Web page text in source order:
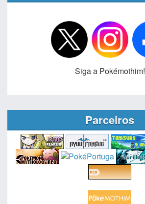
Siga a Pokémothim!
Parceiros